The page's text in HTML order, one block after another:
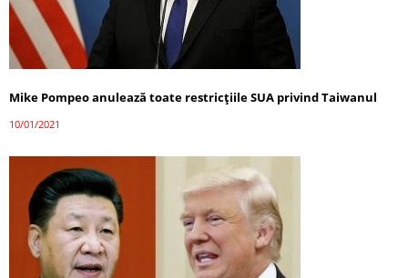
Mike Pompeo anulează toate restricțiile SUA privind Taiwanul
10/01/2021